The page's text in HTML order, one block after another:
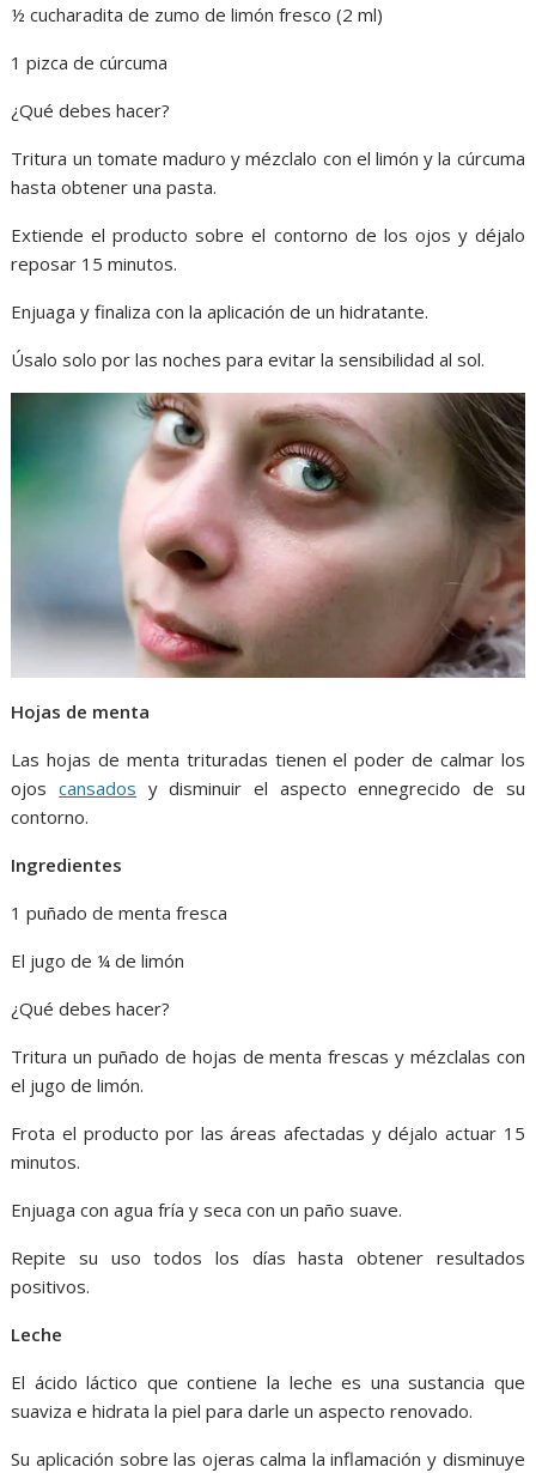
½ cucharadita de zumo de limón fresco (2 ml)
1 pizca de cúrcuma
¿Qué debes hacer?
Tritura un tomate maduro y mézclalo con el limón y la cúrcuma
hasta obtener una pasta.
Extiende el producto sobre el contorno de los ojos y déjalo
reposar 15 minutos.
Enjuaga y finaliza con la aplicación de un hidratante.
Úsalo solo por las noches para evitar la sensibilidad al sol.
Hojas de menta
Las hojas de menta trituradas tienen el poder de calmar los
ojoscansados y disminuir el aspecto ennegrecido de su
contorno.
Ingredientes
1 puñado de menta fresca
El jugo de ¼ de limón
¿Qué debes hacer?
Tritura un puñado de hojas de menta frescas y mézclalas con
el jugo de limón.
Frota el producto por las áreas afectadas y déjalo actuar 15
minutos.
Enjuaga con agua fría y seca con un paño suave.
Repite su uso todos los días hasta obtener resultados
positivos.
Leche
El ácido láctico que contiene la leche es una sustancia que
suaviza e hidrata la piel para darle un aspecto renovado.
Su aplicación sobre las ojeras calma la inflamación y disminuye